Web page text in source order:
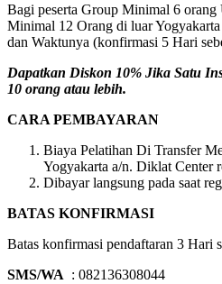
Bagi peserta Group Minimal 6
Minimal 12 Orang di luar
dan Waktunya (konfirmasi 5 Hari
Dapatkan Diskon 10% Jika Satu
10 orang atau lebih.
CARA PEMBAYARAN
Biaya Pelatihan Di Transfer
Yogyakarta a/n. Diklat Center
Dibayar langsung pada saat
BATAS KONFIRMASI
Batas konfirmasi pendaftaran 3 Hari
SMS/WA : 082136308044